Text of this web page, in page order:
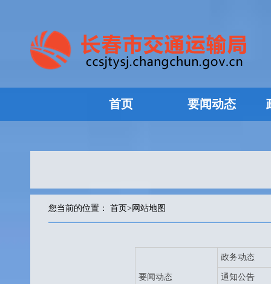
首页 要闻动态
您当前的位置： 首页> 网站地图
要闻动态
政务动态
通知公告